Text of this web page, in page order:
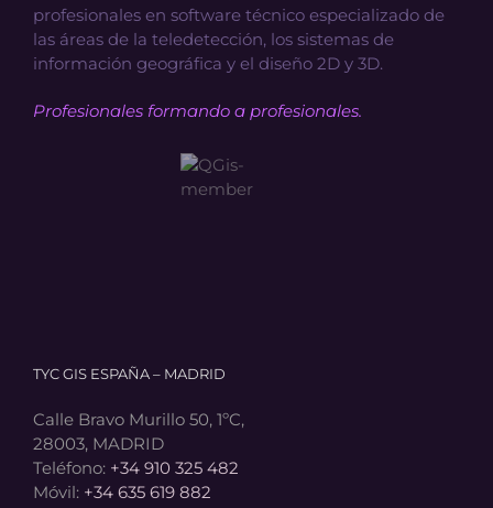
profesionales en software técnico especializado de
las áreas de la teledetección, los sistemas de
información geográfica y el diseño 2D y 3D.
Profesionales formando a profesionales.
TYC GIS ESPAÑA – MADRID
Calle Bravo Murillo 50, 1ºC,
28003, MADRID
Teléfono: +34 910 325 482
Móvil: +34 635 619 882